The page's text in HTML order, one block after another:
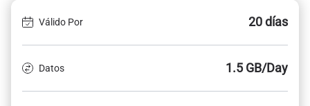
Válido Por 20 días
Datos 1.5 GB/Day